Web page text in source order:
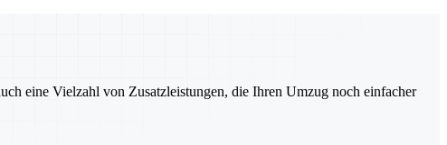
eine Vielzahl von Zusatzleistungen, die Ihren Umzug noch einfacher